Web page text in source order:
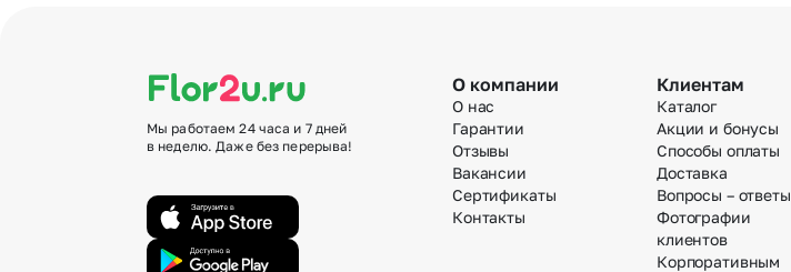
Мы работаем 24 часа и 7 дней
в неделю. Даже без перерыва!
О компании
О нас
Гарантии
Отзывы
Вакансии
Сертификаты
Контакты
Клиентам
Каталог
Акции и бонусы
Способы оплаты
Доставка
Вопросы – ответы
Фотографии
клиентов
Корпоративным